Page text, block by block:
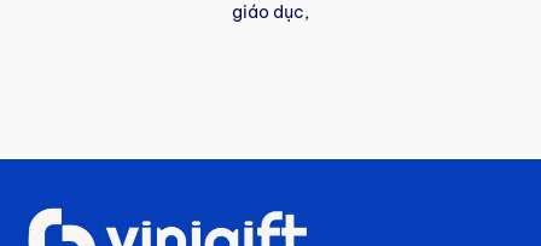
giáo dục,